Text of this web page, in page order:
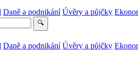
Daně a podnikání Úvěry a půjčky
🔍
Daně a podnikání Úvěry a půjčky